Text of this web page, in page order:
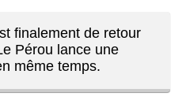
finalement de retour
Pérou lance une
même temps.